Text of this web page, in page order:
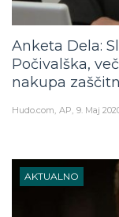
Anketa Dela:
Počivalška,
nakupa
Hudo.com AP 9. Maj
AKTUALNO